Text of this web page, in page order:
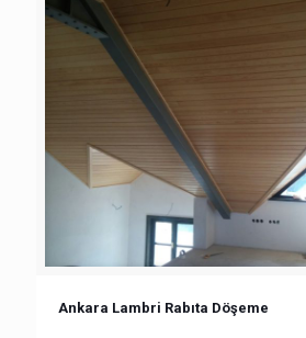
Ankara Lambri Rabıta Döşeme